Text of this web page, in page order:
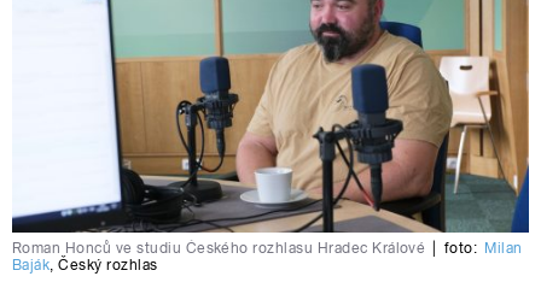
Roman Honců ve studiu Českého rozhlasu Hradec Králové foto: Milan
Baják,Český rozhlas